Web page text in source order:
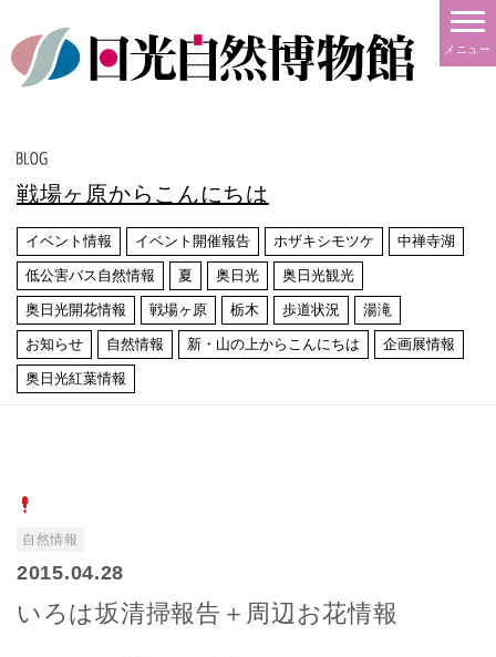
メニュー
戦場ヶ原からこんにちは
イベント情報 イベント開催報告 ホザキシモツケ 中禅寺湖
低公害バス自然情報 夏 奥日光 奥日光観光
奥日光開花情報 戦場ヶ原 栃木 歩道状況 湯滝
お知らせ 自然情報 新・山の上からこんにちは 企画展情報
奥日光紅葉情報
自然情報
2015.04.28
いろは坂清掃報告＋周辺お花情報